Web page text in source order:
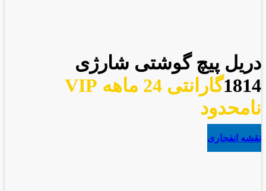
دریل پیچ گوشتی شارژی
1814
گارانتی 24 ماهه VIP
نامحدود
نقشه انفجاری